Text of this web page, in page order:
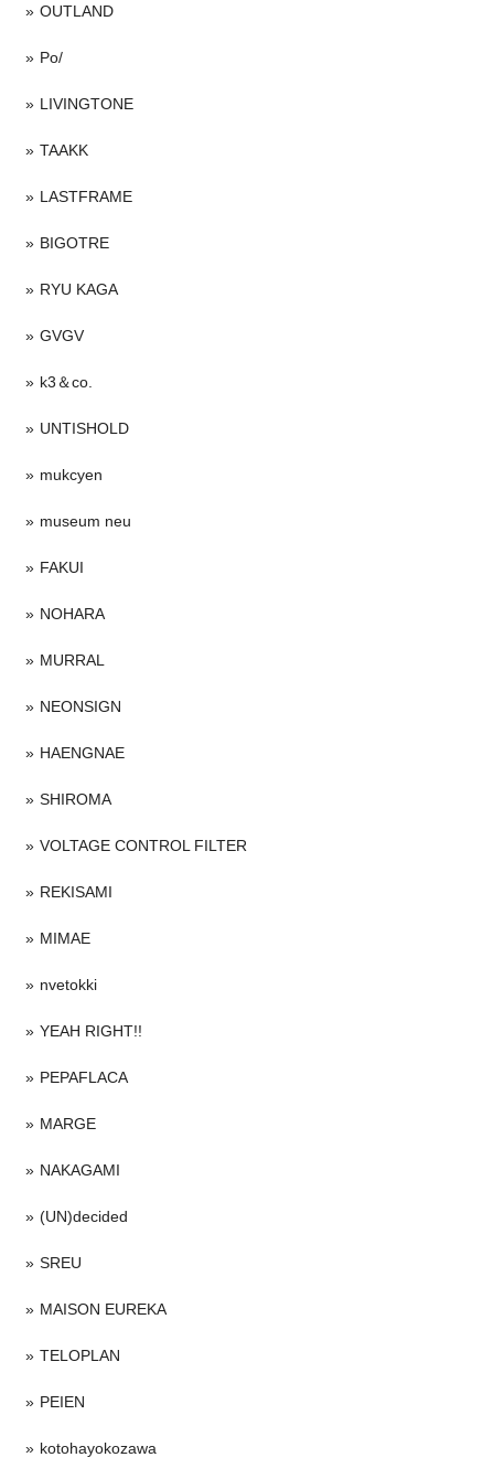
OUTLAND
Po/
LIVINGTONE
TAAKK
LASTFRAME
BIGOTRE
RYU KAGA
GVGV
k3＆co.
UNTISHOLD
mukcyen
museum neu
FAKUI
NOHARA
MURRAL
NEONSIGN
HAENGNAE
SHIROMA
VOLTAGE CONTROL FILTER
REKISAMI
MIMAE
nvetokki
YEAH RIGHT!!
PEPAFLACA
MARGE
NAKAGAMI
(UN)decided
SREU
MAISON EUREKA
TELOPLAN
PEIEN
kotohayokozawa